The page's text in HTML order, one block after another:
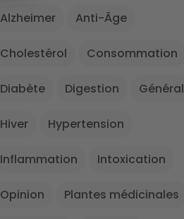
Alzheimer Anti-Âge
Cholestérol Consommation
Diabète Digestion Général
Hiver Hypertension
Inflammation Intoxication
Opinion Plantes médicinales